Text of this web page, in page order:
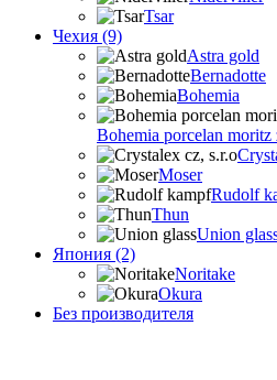
Tsar
Чехия (9)
Astra gold
Bernadotte
Bohemia
Bohemia porcelan moritz
Moser
Rudolf
Thun
Union
Япония (2)
Noritake
Okura
Без производителя